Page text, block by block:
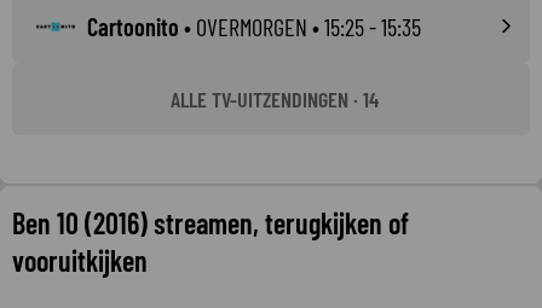
Cartoonito • OVERMORGEN • 15:25 - 15:35
ALLE TV-UITZENDINGEN · 14
Ben 10 (2016) streamen, terugkijken of
vooruitkijken